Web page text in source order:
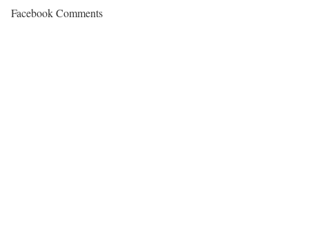
Facebook Comments